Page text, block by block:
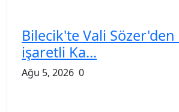
Bilecik'te Vali
işaretli Ka...
Ağu 5, 2026 0